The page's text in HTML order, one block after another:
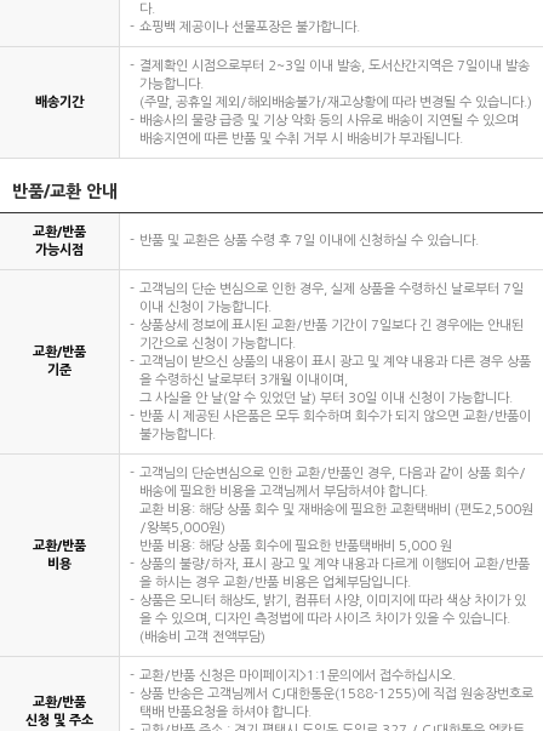
다.
쇼핑백 제공이나 선물포장은 불가합니다.
배송기간
결제확인 시점으로부터 2~3일 이내 발송, 도서산간지역은 7일이내 발송
가능합니다.
(주말, 공휴일 제외/해외배송불가/재고상황에 따라 변경될 수 있습니다.)
배송사의 물량 급증 및 기상 악화 등의 사유로 배송이 지연될 수 있으며
배송지연에 따른 반품 및 수취 거부 시 배송비가 부과됩니다.
반품/교환 안내
교환/반품
가능시점
반품 및 교환은 상품 수령 후 7일 이내에 신청하실 수 있습니다.
교환/반품
기준
고객님의 단순 변심으로 인한 경우, 실제 상품을 수령하신 날로부터 7일
이내 신청이 가능합니다.
상품상세 정보에 표시된 교환/반품 기간이 7일보다 긴 경우에는 안내된
기간으로 신청이 가능합니다.
고객님이 받으신 상품의 내용이 표시 광고 및 계약 내용과 다른 경우 상품
을 수령하신 날로부터 3개월 이내이며,
그 사실을 안 날(알 수 있었던 날) 부터 30일 이내 신청이 가능합니다.
반품 시 제공된 사은품은 모두 회수하며 회수가 되지 않으면 교환/반품이
불가능합니다.
교환/반품
비용
고객님의 단순변심으로 인한 교환/반품인 경우, 다음과 같이 상품 회수/
배송에 필요한 비용을 고객님께서 부담하셔야 합니다.
교환 비용: 해당 상품 회수 및 재배송에 필요한 교환택배비 (편도2,500원
/왕복5,000원)
반품 비용: 해당 상품 회수에 필요한 반품택배비 5,000 원
상품의 불량/하자, 표시 광고 및 계약 내용과 다르게 이행되어 교환/반품
을 하시는 경우 교환/반품 비용은 업체부담입니다.
상품은 모니터 해상도, 밝기, 컴퓨터 사양, 이미지에 따라 색상 차이가 있
을 수 있으며, 디자인 측정법에 따라 사이즈 차이가 있을 수 있습니다.
(배송비 고객 전액부담)
교환/반품
신청 및 주소
교환/반품 신청은 마이페이지>1:1문의에서 접수하십시오.
상품 반송은 고객님께서 CJ대한통운(1588-1255)에 직접 원송장번호로
택배 반품요청을 하셔야 합니다.